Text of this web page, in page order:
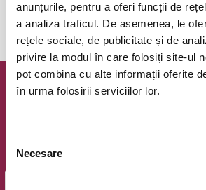
anunțurile, pentru a oferi funcții de
a analiza traficul. De asemenea, le
rețele sociale, de publicitate și de
privire la modul în care folosiți site-ul
pot combina cu alte informații oferite
în urma folosirii serviciilor lor.
consimțământului
Necesare
Evenimentul a expirat.
Newsletter @
Email